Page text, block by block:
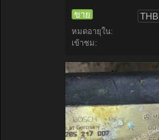
ขาย
หมดอายุใน:
เข้าชม: